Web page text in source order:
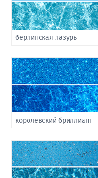
берлинская лазурь
королевский бриллиант